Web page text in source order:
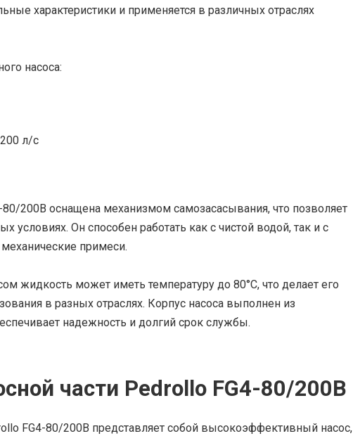
характеристики и применяется в различных отраслях
насоса:
л/с
80/200B оснащена механизмом самозасасывания, что позволяет
условиях. Он способен работать как с чистой водой, так и с
примеси.
жидкость может иметь температуру до 80°C, что делает его
в разных отраслях. Корпус насоса выполнен из
надежность и долгий срок службы.
части Pedrollo FG4-80/200B
FG4-80/200B представляет собой высокоэффективный насос,